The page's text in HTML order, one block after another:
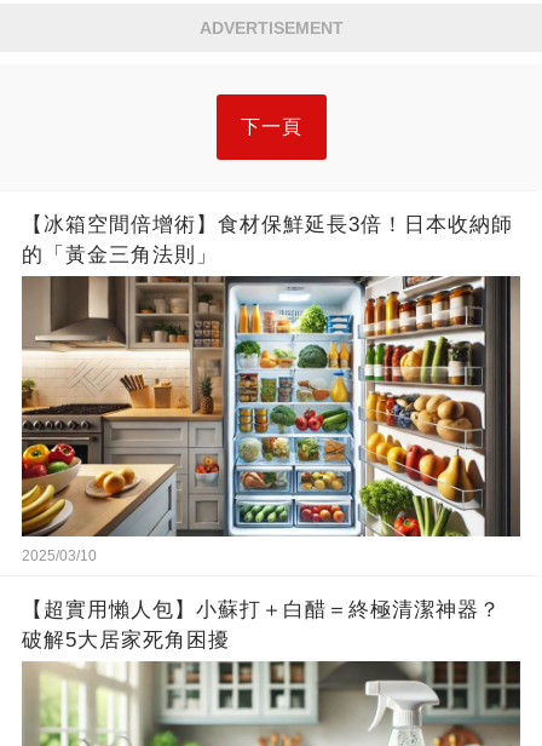
ADVERTISEMENT
下一頁
【冰箱空間倍增術】食材保鮮延長3倍！日本收納師
的「黃金三角法則」
2025/03/10
【超實用懶人包】小蘇打＋白醋＝終極清潔神器？
破解5大居家死角困擾